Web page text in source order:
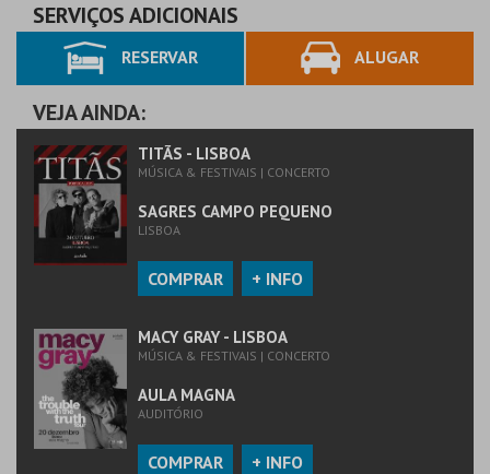
SERVIÇOS ADICIONAIS
RESERVAR ALUGAR
VEJA AINDA:
TITÃS - LISBOA
MÚSICA & FESTIVAIS | CONCERTO
SAGRES CAMPO PEQUENO
LISBOA
COMPRAR + INFO
MACY GRAY - LISBOA
MÚSICA & FESTIVAIS | CONCERTO
AULA MAGNA
AUDITÓRIO
COMPRAR + INFO